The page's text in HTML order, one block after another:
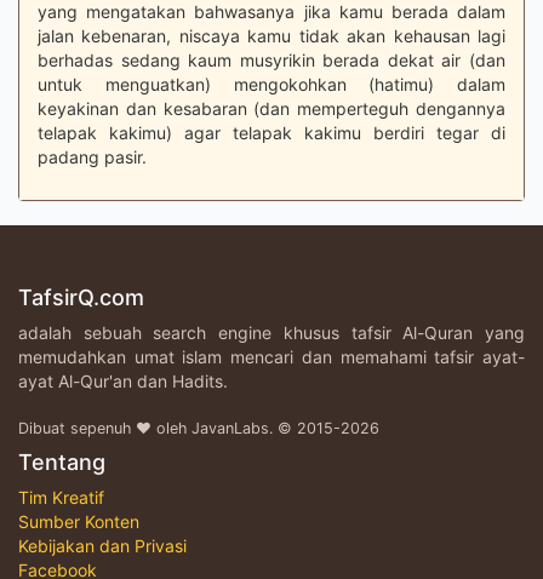
yang mengatakan bahwasanya jika kamu berada dalam
jalan kebenaran, niscaya kamu tidak akan kehausan lagi
berhadas sedang kaum musyrikin berada dekat air (dan
untuk menguatkan) mengokohkan (hatimu) dalam
keyakinan dan kesabaran (dan memperteguh dengannya
telapak kakimu) agar telapak kakimu berdiri tegar di
padang pasir.
TafsirQ.com
adalah sebuah search engine khusus tafsir Al-Quran yang
memudahkan umat islam mencari dan memahami tafsir ayat-
ayat Al-Qur'an dan Hadits.
Dibuat sepenuh ♥ oleh JavanLabs. © 2015-2026
Tentang
Tim Kreatif
Sumber Konten
Kebijakan dan Privasi
Facebook